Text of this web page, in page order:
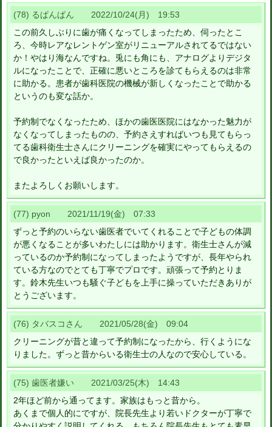
(78) るぱんぱん 2022/10/24(月) 19:53
この前久しぶりに歯が痛くなってしまったため、伺ったとこ
ろ、今時レアなレントゲン室がリニューアルされてるではない
か！やはり海なんですね。兎にも角にも、アナログよりデジタ
ルになったことで、正確に悪いところを診てもらえるのは非常
に助かる。患者が歯科医院の機械が新しくなったことで助かる
というのも変な話か。
予約制でなくなったため、ほかの歯医医院にはなかった魅力が
なくなってしまったものの、予約さえすればいつも見てもらっ
てる歯科衛生士さんにクリーニングを確実にやってもらえるの
で良かったといえば良かったのか。
またよろしくお願いします。
(77) pyon 2021/11/19(金) 07:33
ずっと予約のいらない歯医者でいてくれることで子どもの体調
が悪くなることが多いわたしには助かります。衛生士さんが減
っているのか予約制になってしまったようですが、長年やられ
ている方なのでとても丁寧でプロです。頑張って予約とりま
す。鈴木先生いつも騒ぐ子どもを上手に操っていただきありが
とうございます。
(76) タバスコさん 2021/05/28(金) 09:04
クリーニングが昔と違って予約制になったから、行くようにな
りました。ずっと昔からいる衛生士の人なので安心している。
(75) 歯医者嫌い 2021/03/25(木) 14:43
2年ほど前から通ってます。家族はもっと昔から。
あくまで個人的にですが、院長先生より若いドクターが丁寧で